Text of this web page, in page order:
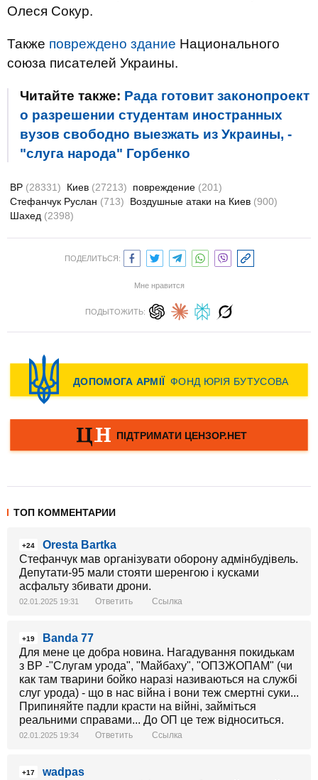
Олеся Сокур.
Также повреждено здание Национального
союза писателей Украины.
Читайте также: Рада готовит законопроект
о разрешении студентам иностранных
вузов свободно выезжать из Украины, -
"слуга народа" Горбенко
ВР (28331) Киев (27213) повреждение (201)
Стефанчук Руслан (713) Воздушные атаки на Киев (900)
Шахед (2398)
ПОДЕЛИТЬСЯ:
Мне нравится
ПОДЫТОЖИТЬ:
ТОП КОММЕНТАРИИ
+24
Oresta Bartka
Стефанчук мав організувати оборону адмінбудівель.
Депутати-95 мали стояти шеренгою і кусками
асфальту збивати дрони.
02.01.2025 19:31 Ответить Ссылка
+19
Banda 77
Для мене це добра новина. Нагадування покидькам
з ВР -"Слугам урода", "Майбаху", "ОПЗЖОПАМ" (чи
как там тварини бойко наразі називаються на службі
слуг урода) - що в нас війна і вони теж смертні суки...
Припиняйте падли красти на війні, займіться
реальними справами... До ОП це теж відноситься.
02.01.2025 19:34 Ответить Ссылка
+17
wadpas